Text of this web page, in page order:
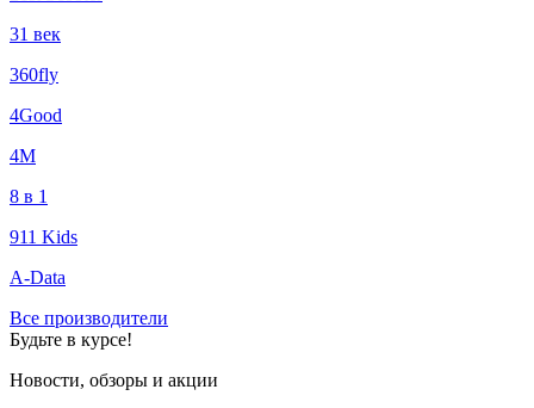
31 век
360fly
4Good
4М
8 в 1
911 Kids
A-Data
Все производители
Будьте в курсе!
Новости, обзоры и акции